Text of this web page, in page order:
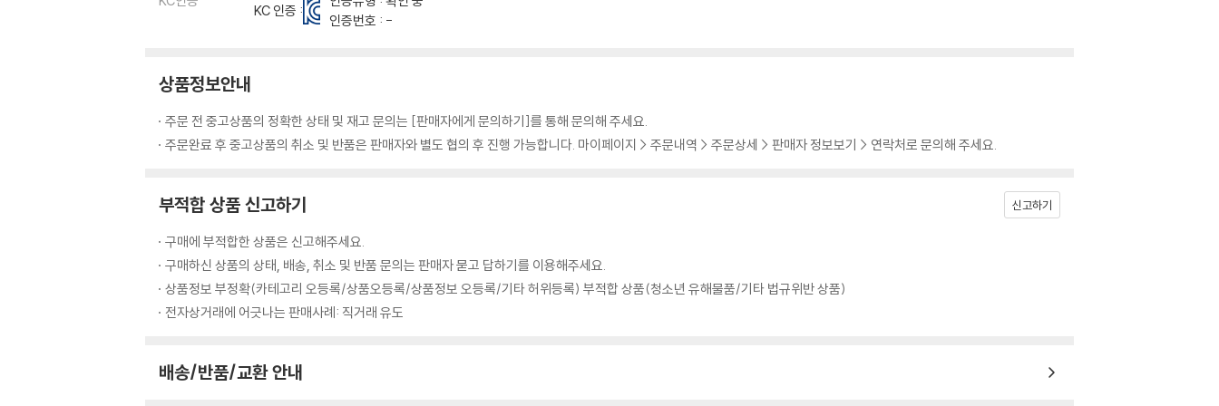
9. Till eulenspiegel's merry pranks
KC 인증 :
인증번호 : -
상품정보안내
주문 전 중고상품의 정확한 상태 및 재고 문의는 [판매자에게 문의하기]를 통해 문의해 주세요.
주문완료 후 중고상품의 취소 및 반품은 판매자와 별도 협의 후 진행 가능합니다. 마이페이지 > 주문내역 > 주문상세 > 판매자 정보보기 > 연락처로 문의해 주세요.
부적합 상품 신고하기 신고하기
구매에 부적합한 상품은 신고해주세요.
구매하신 상품의 상태, 배송, 취소 및 반품 문의는 판매자 묻고 답하기를 이용해주세요.
상품정보 부정확(카테고리 오등록/상품오등록/상품정보 오등록/기타 허위등록) 부적합 상품(청소년 유해물품/기타 법규위반 상품)
전자상거래에 어긋나는 판매사례: 직거래 유도
배송/반품/교환 안내